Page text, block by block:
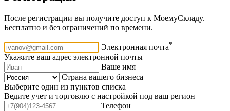
После регистрации вы получите доступ к МоемуСкладу.
Бесплатно и без ограничений по времени.
Электронная почта*
Укажите ваш адрес электронной почты
Ваше имя
Страна вашего бизнеса
Выберите один из пунктов списка
Ведите учет и торговлю с настройкой под ваш регион
Телефон